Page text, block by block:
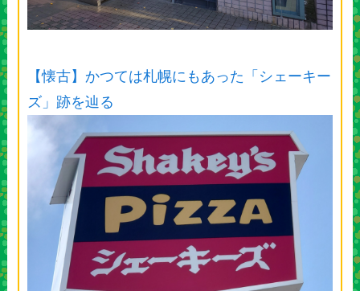
【懐古】かつては札幌にもあった「シェーキー
ズ」跡を辿る